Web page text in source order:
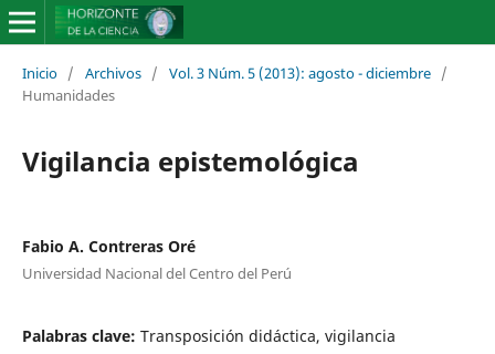
Inicio / Archivos / Vol. 3 Núm. 5 (2013): agosto - diciembre /
Humanidades
Vigilancia epistemológica
Fabio A. Contreras Oré
Universidad Nacional del Centro del Perú
Palabras clave: Transposición didáctica, vigilancia